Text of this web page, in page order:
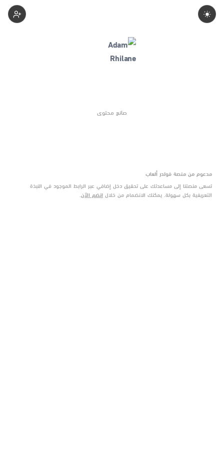
صانع محتوى
مدعوم من منصة فولدر ألعاب
تسعى منصتنا إلى مساعدتك على تحقيق دخل إضافي عبر الرابط الموجود في النبذة
التعريفية بكل سهولة. يمكنك الانضمام من خلال انضم الآن